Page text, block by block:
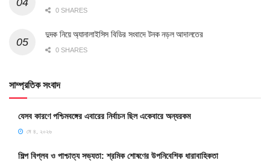
0 SHARES
দুদক নিয়ে অ্যানালাইসিস বিডির সংবাদে টনক নড়ল আদালতের
0 SHARES
সাম্প্রতিক সংবাদ
যেসব কারণে পশ্চিমবঙ্গের এবারের নির্বাচন ছিল একেবারে অন্যরকম
মে ৪, ২০২৬
শিল্প বিপ্লব ও পাশ্চাত্য সভ্যতা: শ্রমিক শোষণের উপনিবেশিক ধারাবাহিকতা